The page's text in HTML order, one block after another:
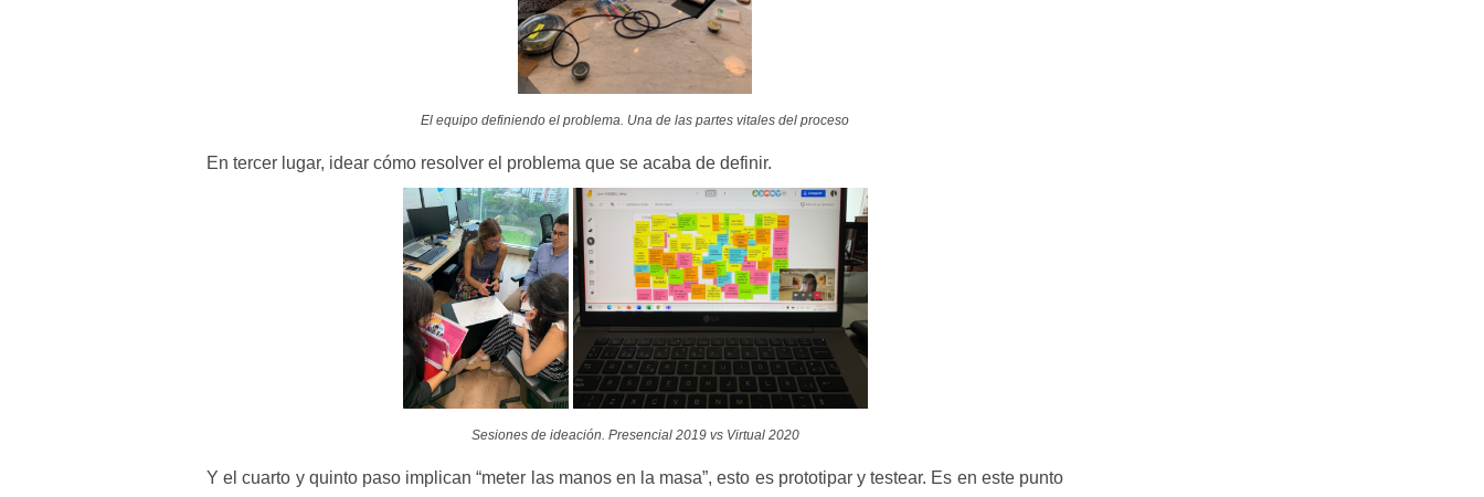
El equipo definiendo el problema. Una de las partes vitales del proceso
En tercer lugar, idear cómo resolver el problema que se acaba de definir.
Sesiones de ideación. Presencial 2019 vs Virtual 2020
Y el cuarto y quinto paso implican “meter las manos en la masa”, esto es prototipar y testear. Es en este punto